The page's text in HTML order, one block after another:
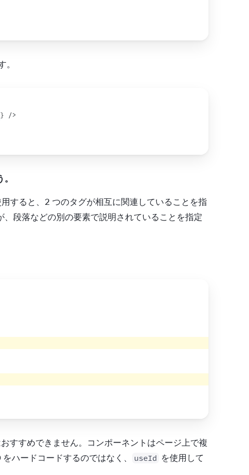
}
/>
用すると、2 つのタグが相互に関連していることを指
段落などの別の要素で説明されていることを指定
すすめできません。コンポーネントはページ上で複
ハードコードするのではなく、
useId を使用して